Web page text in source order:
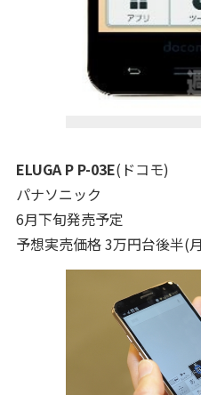
ELUGA P P-03E(ドコモ)
パナソニック
6月下旬発売予定
予想実売価格 3万円台後半(